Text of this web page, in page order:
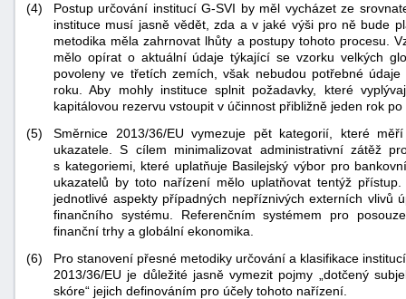
(4)
Postup určování institucí G-SVI by měl vycházet ze
instituce musí jasně vědět, zda a v jaké výši pro ně bude
metodika měla zahrnovat lhůty a postupy tohoto procesu.
mělo opírat o aktuální údaje týkající se vzorku velkých
povoleny ve třetích zemích, však nebudou potřebné
roku. Aby mohly instituce splnit požadavky, které
kapitálovou rezervu vstoupit v účinnost přibližně jeden rok
(5)
Směrnice 2013/36/EU vymezuje pět kategorií, které
ukazatele. S cílem minimalizovat administrativní zátěž
s kategoriemi, které uplatňuje Basilejský výbor pro
ukazatelů by toto nařízení mělo uplatňovat tentýž
jednotlivé aspekty případných nepříznivých externích vlivů
finančního systému. Referenčním systémem pro
finanční trhy a globální ekonomika.
(6)
Pro stanovení přesné metodiky určování a klasifikace
2013/36/EU je důležité jasně vymezit pojmy „dotčený
skóre“ jejich definováním pro účely tohoto nařízení.
+náhrady
-